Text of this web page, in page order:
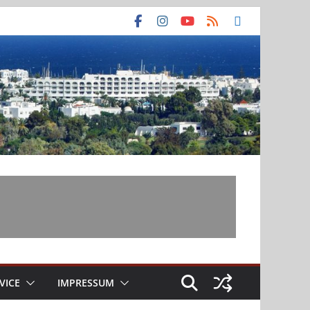
IMPRESSUM